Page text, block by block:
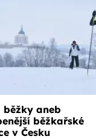
běžky aneb
běžkařské
v Česku